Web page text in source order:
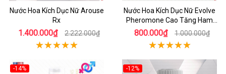
Nước Hoa Kích Dục Nữ Arouse
Rx
1.400.000₫ 2.222.000₫
Nước Hoa Kích Dục Nữ Evolve
Pheromone Cao Tăng Ham
Muốn Nhanh
800.000₫ 1.000.000₫
-14% -12%